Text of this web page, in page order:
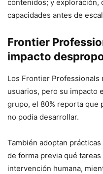
contenidos; y exploración,
capacidades antes de
Frontier
impacto
Los Frontier Professionals
usuarios, pero su impacto
grupo, el 80% reporta que
no podía desarrollar.
También adoptan
de forma previa qué
intervención humana,